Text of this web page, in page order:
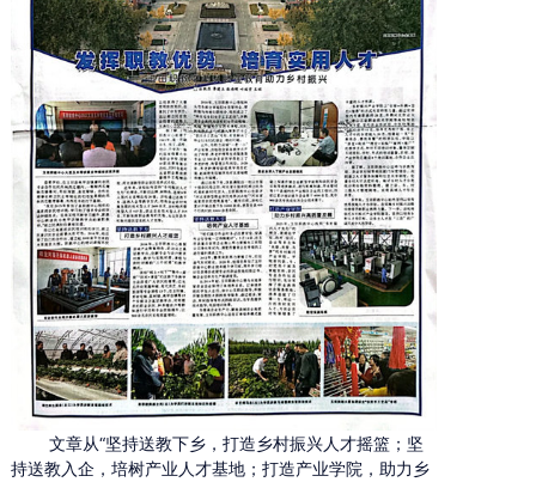
文章从“坚持送教下乡，打造乡村振兴人才摇篮；坚
持送教入企，培树产业人才基地；打造产业学院，助力乡